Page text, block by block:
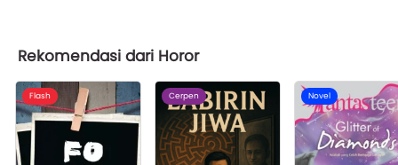
Rekomendasi dari Horor
Flash Cerpen Novel